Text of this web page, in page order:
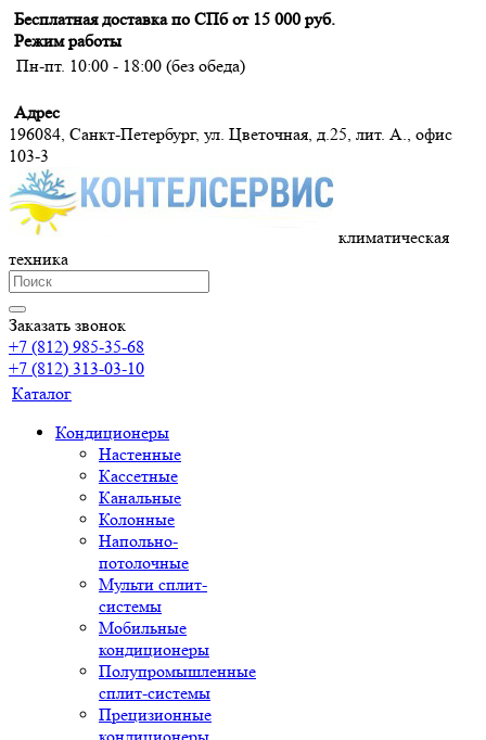
Бесплатная доставка по СПб от 15 000 руб.
Режим работы
Пн-пт. 10:00 - 18:00 (без обеда)
Адрес
196084, Санкт-Петербург, ул. Цветочная, д.25, лит. А., офис
103-3
климатическая
техника
Заказать звонок
+7 (812) 985-35-68
+7 (812) 313-03-10
Каталог
Кондиционеры
Настенные
Кассетные
Канальные
Колонные
Напольно-
потолочные
Мульти сплит-
системы
Мобильные
кондиционеры
Полупромышленные
сплит-системы
Прецизионные